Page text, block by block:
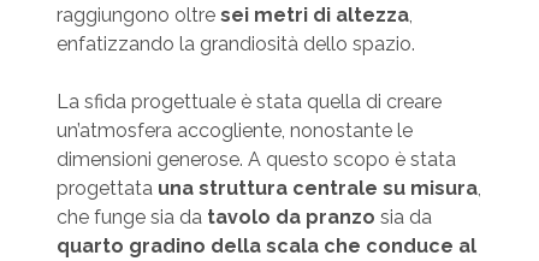
raggiungono oltre sei metri di altezza,
enfatizzando la grandiosità dello spazio.
La sfida progettuale è stata quella di creare
un’atmosfera accogliente, nonostante le
dimensioni generose. A questo scopo è stata
progettata una struttura centrale su misura,
che funge sia da tavolo da pranzo sia da
quarto gradino della scala che conduce al